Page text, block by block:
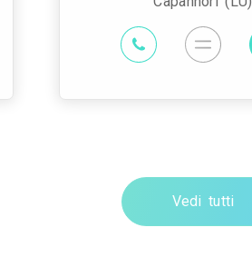
Vedi tutti